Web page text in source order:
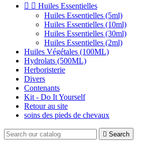
  Huiles Essentielles
Huiles Essentielles (5ml)
Huiles Essentielles (10ml)
Huiles Essentielles (30ml)
Huiles Essentielles (2ml)
Huiles Végétales (100ML)
Hydrolats (500ML)
Herboristerie
Divers
Contenants
Kit - Do It Yourself
Retour au site
soins des pieds de chevaux
 Search